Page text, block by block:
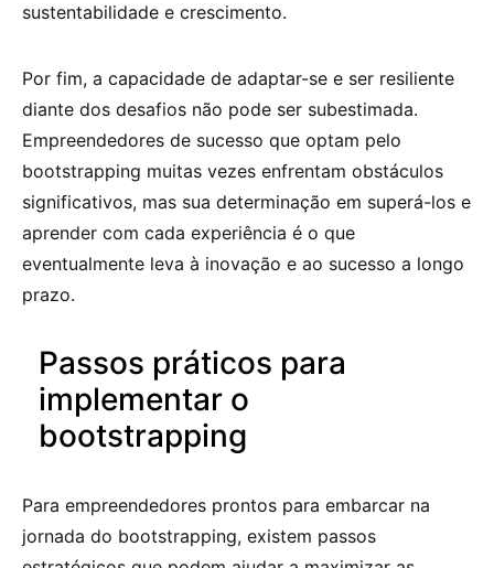
sustentabilidade e crescimento.
Por fim, a capacidade de adaptar-se e ser resiliente
diante dos desafios não pode ser subestimada.
Empreendedores de sucesso que optam pelo
bootstrapping muitas vezes enfrentam obstáculos
significativos, mas sua determinação em superá-los e
aprender com cada experiência é o que
eventualmente leva à inovação e ao sucesso a longo
prazo.
Passos práticos para
implementar o
bootstrapping
Para empreendedores prontos para embarcar na
jornada do bootstrapping, existem passos